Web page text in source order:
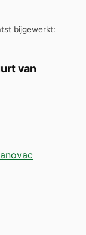
bijgewerkt:
van